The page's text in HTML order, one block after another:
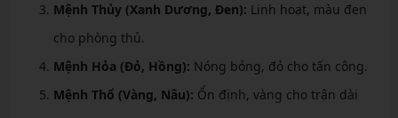
Mệnh Thủy (Xanh Dương, Đen): Linh hoạt, màu đen
cho phòng thủ.
Mệnh Hỏa (Đỏ, Hồng): Nóng bỏng, đỏ cho tấn công.
Mệnh Thổ (Vàng, Nâu): Ổn định, vàng cho trận dài